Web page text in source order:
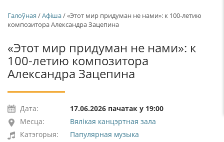
Галоўная /Афiша/ «Этот мир придуман не нами»: к 100-летию
композитора Александра Зацепина
«Этот мир придуман не нами»: к
100-летию композитора
Александра Зацепина
Дата:
17.06.2026 пачатак у 19:00
Месца:
Вялікая канцэртная зала
Катэгорыя:
Папулярная музыка